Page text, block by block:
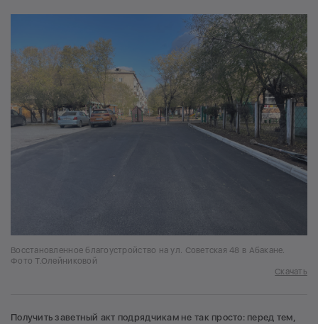
Восстановленное благоустройство на ул. Советская 48 в Абакане.
Фото Т.Олейниковой
Скачать
Получить заветный акт подрядчикам не так просто: перед тем,